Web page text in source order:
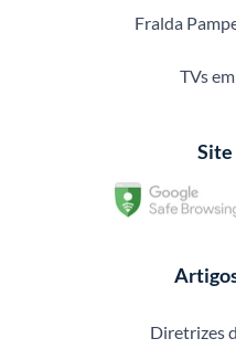
Fralda
TVs
Site
Diretrizes